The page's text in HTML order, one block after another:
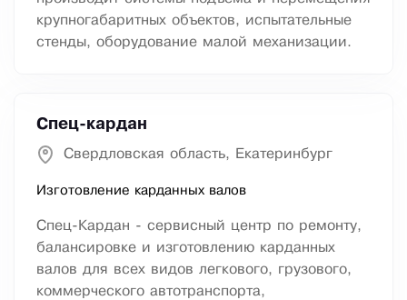
крупногабаритных объектов, испытательные
стенды, оборудование малой механизации.
Спец-кардан
Свердловская область, Екатеринбург
Изготовление карданных валов
Спец-Кардан - сервисный центр по ремонту,
балансировке и изготовлению карданных
валов для всех видов легкового, грузового,
коммерческого автотранспорта,